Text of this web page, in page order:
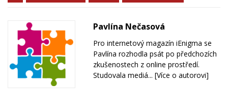
Pavlína Nečasová
Pro internetový magazín iEnigma se
Pavlína rozhodla psát po předchozích
zkušenostech z online prostředí.
Studovala mediá... [Více o autorovi]